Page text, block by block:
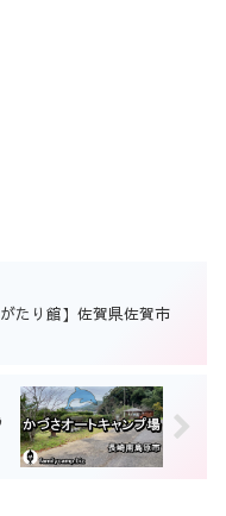
がたり館】佐賀県佐賀市